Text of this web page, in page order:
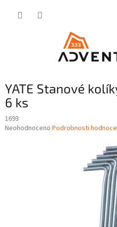
YATE Stanové
6 ks
1693
Průměrné
Neohodnoceno Podrobnosti